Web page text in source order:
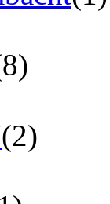
(2)